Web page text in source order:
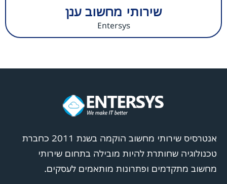
שירותי מחשוב ענן
Entersys
אנטרסיס שירותי מחשוב הוקמה בשנת 2011 כחברת
טכנולוגיה שחותרת להיות מובילה בתחום שירותי
מחשוב מתקדמים ופתרונות מותאמים לעסקים.